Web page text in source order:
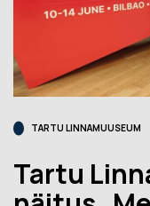
TARTU LINNAMUUSEUM
Tartu